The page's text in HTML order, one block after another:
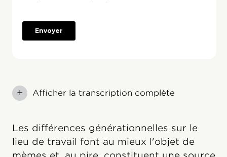
+ Afficher la transcription complète
Les différences générationnelles sur le
lieu de travail font au mieux l'objet de